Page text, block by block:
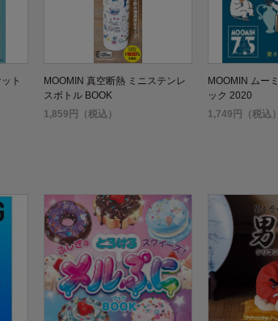
ト
MOOMIN 真空断熱 ミニステンレ
スボトル BOOK
1,859円（税込）
MOOMIN ムー
ック 2020
1,749円（税込）